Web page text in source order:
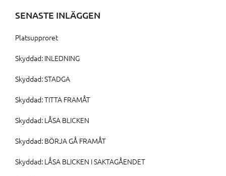
SENASTE INLÄGGEN
Platsupproret
Skyddad: INLEDNING
Skyddad: STADGA
Skyddad: TITTA FRAMÅT
Skyddad: LÅSA BLICKEN
Skyddad: BÖRJA GÅ FRAMÅT
Skyddad: LÅSA BLICKEN I SAKTAGÅENDET